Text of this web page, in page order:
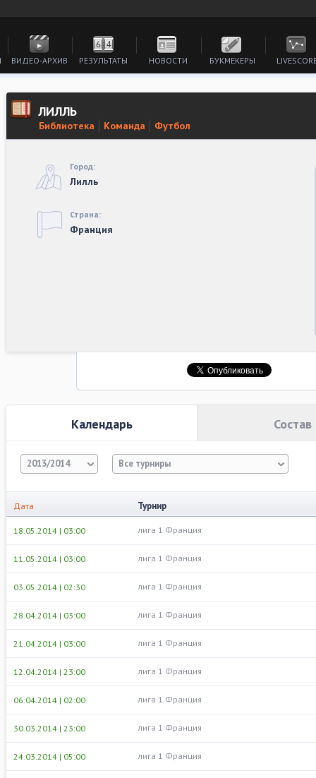
ВИДЕО-АРХИВ РЕЗУЛЬТАТЫ НОВОСТИ БУКМЕКЕРЫ
ЛИЛЛЬ
Библиотека Команда Футбол
Город:
Лилль
Страна:
Франция
Календарь Состав
2013/2014 Все турниры
Дата Турнир
18.05.2014 | 03:00 лига 1 Франция
11.05.2014 | 03:00 лига 1 Франция
03.05.2014 | 02:30 лига 1 Франция
28.04.2014 | 03:00 лига 1 Франция
21.04.2014 | 03:00 лига 1 Франция
12.04.2014 | 23:00 лига 1 Франция
06.04.2014 | 02:00 лига 1 Франция
30.03.2014 | 23:00 лига 1 Франция
24.03.2014 | 05:00 лига 1 Франция